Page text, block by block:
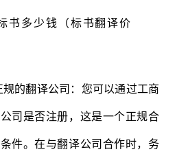
的翻译公司：您可以通过工商
司是否注册，这是一个正规合
件。在与翻译公司合作时，务